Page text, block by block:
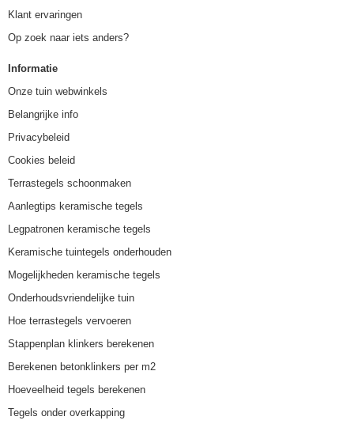
Klant ervaringen
Op zoek naar iets anders?
Informatie
Onze tuin webwinkels
Belangrijke info
Privacybeleid
Cookies beleid
Terrastegels schoonmaken
Aanlegtips keramische tegels
Legpatronen keramische tegels
Keramische tuintegels onderhouden
Mogelijkheden keramische tegels
Onderhoudsvriendelijke tuin
Hoe terrastegels vervoeren
Stappenplan klinkers berekenen
Berekenen betonklinkers per m2
Hoeveelheid tegels berekenen
Tegels onder overkapping